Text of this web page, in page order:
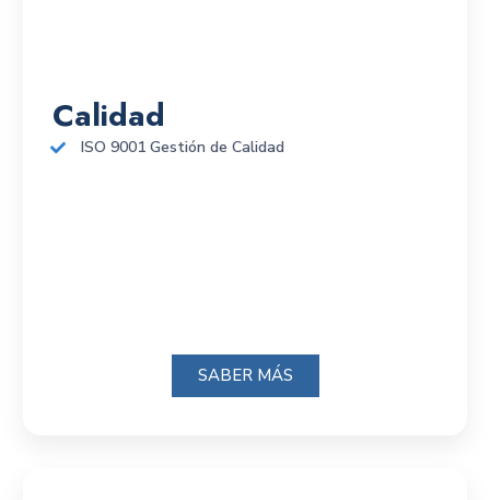
Calidad
ISO 9001 Gestión de Calidad
SABER MÁS